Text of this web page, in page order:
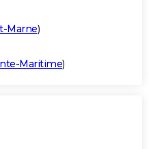
Marne)
Maritime)